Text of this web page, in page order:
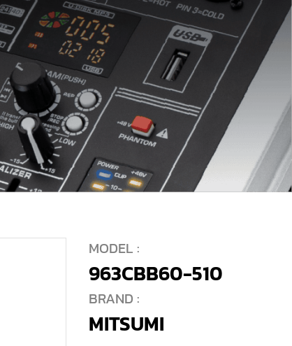
MODEL :
963CBB60-510
BRAND :
MITSUMI